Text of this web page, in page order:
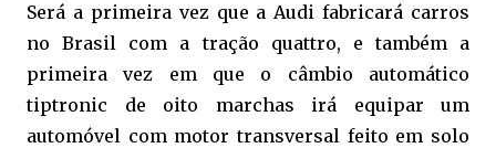
Será a primeira vez que a Audi fabricará carros
no Brasil com a tração quattro, e também a
primeira vez em que o câmbio automático
tiptronic de oito marchas irá equipar um
automóvel com motor transversal feito em solo